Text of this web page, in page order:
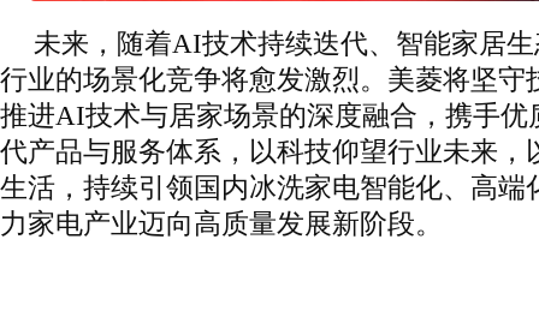
未来，随着AI技术持续迭代、智能家居
行业的场景化竞争将愈发激烈。美菱将坚守
推进AI技术与居家场景的深度融合，携手优
代产品与服务体系，以科技仰望行业未来，
生活，持续引领国内冰洗家电智能化、高端
力家电产业迈向高质量发展新阶段。